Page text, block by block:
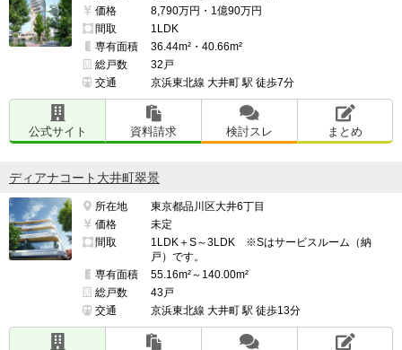
価格
8,790万円・1億90万円
間取
1LDK
専有面積
36.44m²・40.66m²
総戸数
32戸
交通
京浜東北線 大井町 駅 徒歩7分
公式サイト 資料請求 検討スレ まとめ
ディアナコート大井町翠景
所在地
東京都品川区大井6丁目
価格
未定
間取
1LDK＋S～3LDK ※Sはサービスルーム（納
戸）です。
専有面積
55.16m²～140.00m²
総戸数
43戸
交通
京浜東北線 大井町 駅 徒歩13分